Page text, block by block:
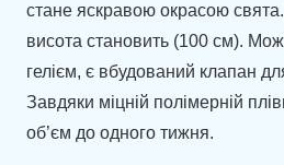
стане яскравою окрасою свята.
висота становить (100 см).
гелієм, є вбудований клапан
Завдяки міцній полімерній
об’єм до одного тижня.